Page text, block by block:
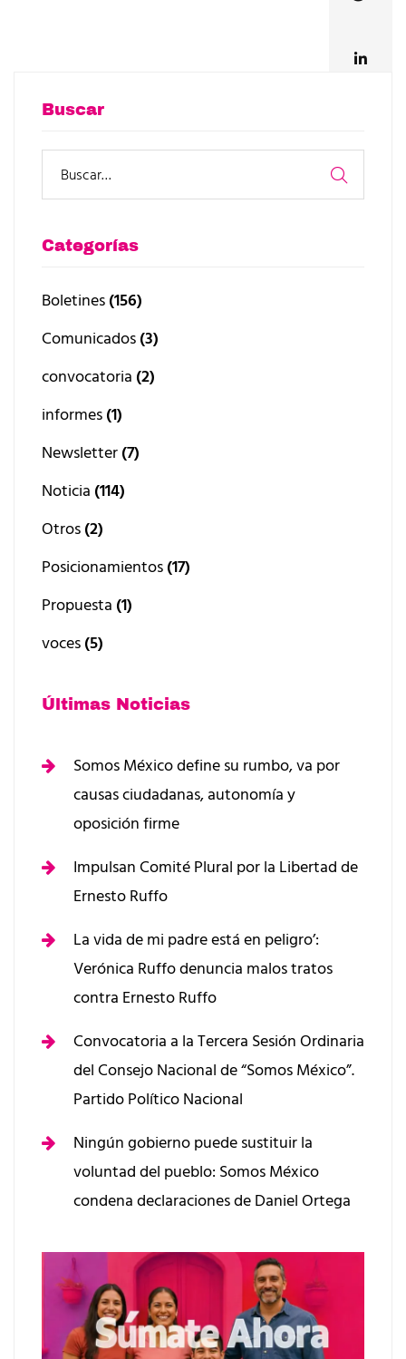
Buscar
Categorías
Boletines(156)
Comunicados(3)
convocatoria (2)
informes(1)
Newsletter(7)
Noticia (114)
Otros(2)
Posicionamientos(17)
Propuesta (1)
voces(5)
Últimas Noticias
Somos México define su rumbo, va por
causas ciudadanas, autonomía y
oposición firme
Impulsan Comité Plural por la Libertad de
Ernesto Ruffo
La vida de mi padre está en peligro’:
Verónica Ruffo denuncia malos tratos
contra Ernesto Ruffo
Convocatoria a la Tercera Sesión Ordinaria
del Consejo Nacional de “Somos México”.
Partido Político Nacional
Ningún gobierno puede sustituir la
voluntad del pueblo: Somos México
condena declaraciones de Daniel Ortega